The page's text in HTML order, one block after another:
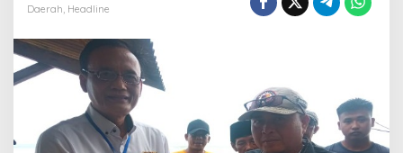
oleh
Ketua
DPW
08
Provinsi
Daerah, Headline